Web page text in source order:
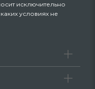
исключительно
условиях не